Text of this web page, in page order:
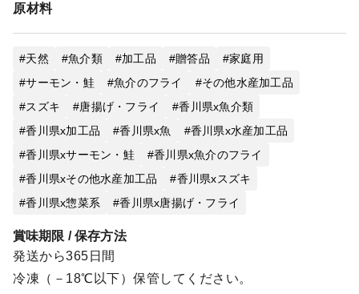
原材料
天然 魚介類 加工品 贈答品
家庭用
サーモン・鮭
魚介のフライ
その他水産加工品
スズキ
唐揚げ・フライ
香川県x魚介類
香川県x加工品
香川県x魚
香川県x水産加工品
香川県xサーモン・鮭
香川県x魚介のフライ
香川県xその他水産加工品
香川県xスズキ
香川県x惣菜系
香川県x唐揚げ・フライ
賞味期限 / 保存方法
発送から365日間
冷凍（－18℃以下）保管してください。